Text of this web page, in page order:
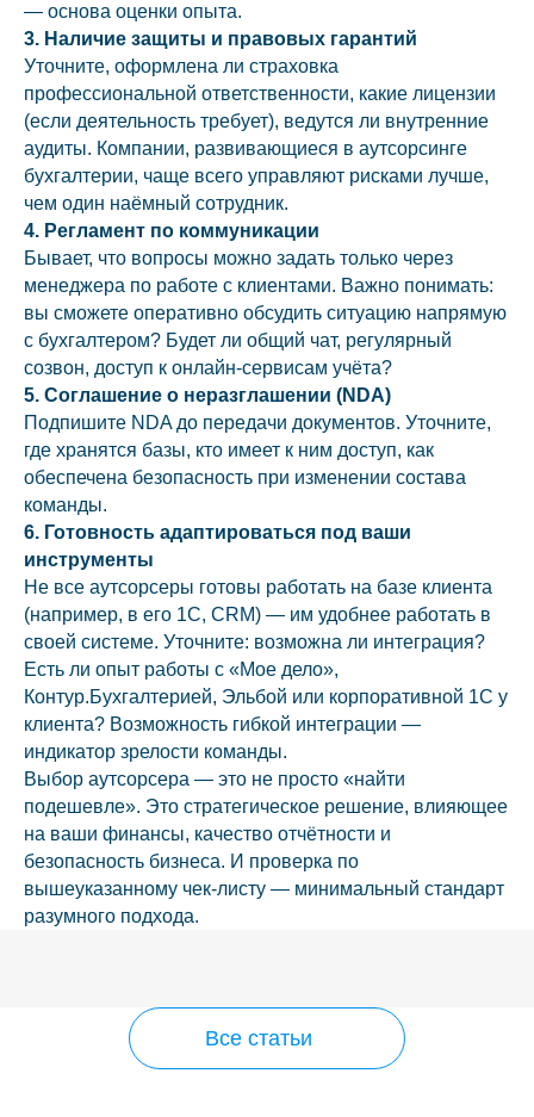
— основа оценки опыта.
3. Наличие защиты и правовых гарантий
Уточните, оформлена ли страховка
профессиональной ответственности, какие лицензии
(если деятельность требует), ведутся ли внутренние
аудиты. Компании, развивающиеся в аутсорсинге
бухгалтерии, чаще всего управляют рисками лучше,
чем один наёмный сотрудник.
4. Регламент по коммуникации
Бывает, что вопросы можно задать только через
менеджера по работе с клиентами. Важно понимать:
вы сможете оперативно обсудить ситуацию напрямую
с бухгалтером? Будет ли общий чат, регулярный
созвон, доступ к онлайн-сервисам учёта?
5. Соглашение о неразглашении (NDA)
Подпишите NDA до передачи документов. Уточните,
где хранятся базы, кто имеет к ним доступ, как
обеспечена безопасность при изменении состава
команды.
6. Готовность адаптироваться под ваши
инструменты
Не все аутсорсеры готовы работать на базе клиента
(например, в его 1С, CRM) — им удобнее работать в
своей системе. Уточните: возможна ли интеграция?
Есть ли опыт работы с «Мое дело»,
Контур.Бухгалтерией, Эльбой или корпоративной 1С у
клиента? Возможность гибкой интеграции —
индикатор зрелости команды.
Выбор аутсорсера — это не просто «найти
подешевле». Это стратегическое решение, влияющее
на ваши финансы, качество отчётности и
безопасность бизнеса. И проверка по
вышеуказанному чек-листу — минимальный стандарт
разумного подхода.
Все статьи